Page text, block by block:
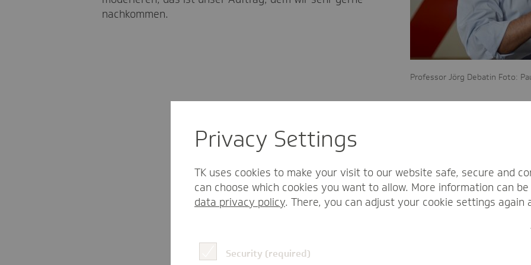
Professor Jörg Debatin Foto:
nachkommen.
Handlungsempfehlungen aufgezeigt und
damit verbundene Erkenntnis gebracht, dass
Lösungen für die Bewältigung der
eine essenzielle Rolle einnehmen.
Privacy Settings
TK uses cookies to make your visit to our website safe, secure and
can choose which cookies you want to allow. More information can
data privacy policy. There, you can adjust your cookie settings again
Security (required)